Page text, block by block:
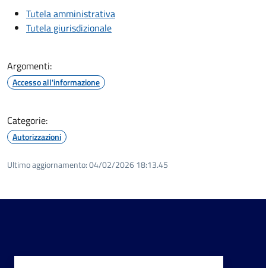
Tutela amministrativa
Tutela giurisdizionale
Argomenti:
Accesso all'informazione
Categorie:
Autorizzazioni
Ultimo aggiornamento:04/02/2026 18:13.45